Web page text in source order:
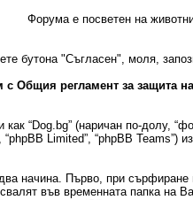
Форума е посветен на
бутона "Съгласен", моля,
с Общия регламент за защита
“Dog.bg” (наричан по-долу,
“phpBB Limited”, “phpBB
начина. Първо, при сърфиране
във временната папка на